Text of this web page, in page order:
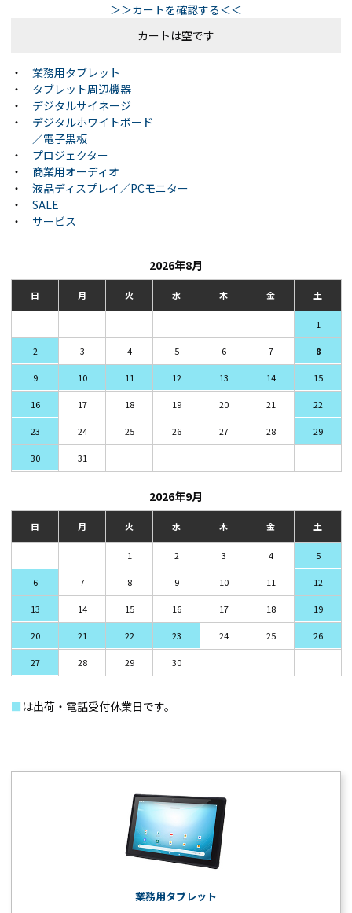
＞＞カートを確認する＜＜
カートは空です
・
業務用タブレット
・
タブレット周辺機器
・
デジタルサイネージ
・
デジタルホワイトボード
／電子黒板
・
プロジェクター
・
商業用オーディオ
・
液晶ディスプレイ／PCモニター
・
SALE
・
サービス
2026年8月
日 月 火 水 木 金 土
1
2 3 4 5 6 7 8
9 10 11 12 13 14 15
16 17 18 19 20 21 22
23 24 25 26 27 28 29
30 31
2026年9月
日 月 火 水 木 金 土
1 2 3 4 5
6 7 8 9 10 11 12
13 14 15 16 17 18 19
20 21 22 23 24 25 26
27 28 29 30
■ は出荷・電話受付休業日です。
業務用タブレット